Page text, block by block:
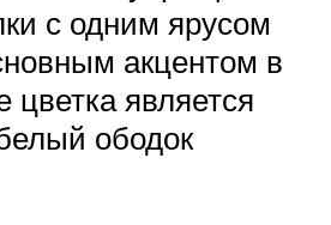
с одним ярусом
акцентом в
цветка является
ободок